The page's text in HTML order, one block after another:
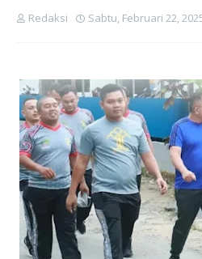
Redaksi Sabtu, Februari 22,